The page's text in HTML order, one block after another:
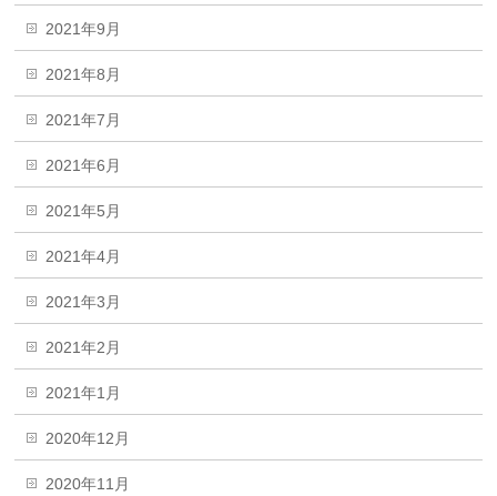
2021年9月
2021年8月
2021年7月
2021年6月
2021年5月
2021年4月
2021年3月
2021年2月
2021年1月
2020年12月
2020年11月